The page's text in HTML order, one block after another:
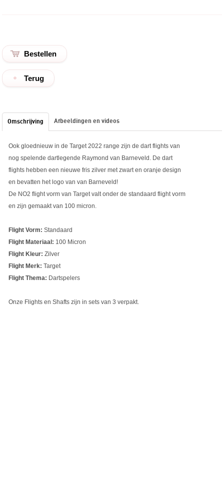
Terug
Omschrijving Afbeeldingen en videos
Ook gloednieuw in de Target 2022 range zijn de dart flights van
nog spelende dartlegende Raymond van Barneveld. De dart
flights hebben een nieuwe fris zilver met zwart en oranje design
en bevatten het logo van van Barneveld!
De NO2 flight vorm van Target valt onder de standaard flight vorm
en zijn gemaakt van 100 micron.
Flight Vorm:Standaard
Flight Materiaal: 100 Micron
Flight Kleur:Zilver
Flight Merk:Target
Flight Thema: Dartspelers
Onze Flights en Shafts zijn in sets van 3 verpakt.